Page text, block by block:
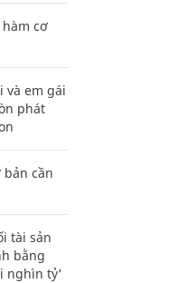
cơ
và em gái
phát
bản cần
tài sản
bằng
nghìn tỷ'